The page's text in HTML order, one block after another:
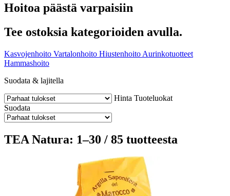
Hoitoa päästä varpaisiin
Tee ostoksia kategorioiden avulla.
Kasvojenhoito Vartalonhoito Hiustenhoito Aurinkotuotteet
Hammashoito
Suodata & lajitella
Hinta Tuoteluokat
Suodata
TEA Natura: 1–30 / 85 tuotteesta